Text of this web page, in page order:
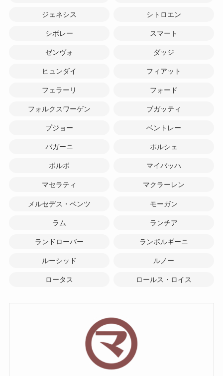
ジェネシス シトロエン
シボレー スマート
ゼンヴォ ダッジ
ヒュンダイ フィアット
フェラーリ フォード
フォルクスワーゲン ブガッティ
プジョー ベントレー
パガーニ ポルシェ
ボルボ マイバッハ
マセラティ マクラーレン
メルセデス・ベンツ モーガン
ラム ランチア
ランドローバー ランボルギーニ
ルーシッド ルノー
ロータス ロールス・ロイス